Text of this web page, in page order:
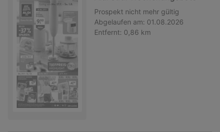
Prospekt nicht mehr gültig
Abgelaufen am: 01.08.2026
Entfernt: 0,86 km